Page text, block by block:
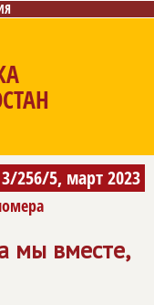
Видео
Газета
3/256/5, март 2023
мы вместе,